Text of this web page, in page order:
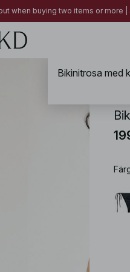
when buying two items or more |